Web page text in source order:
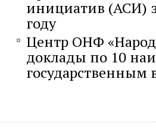
инициатив (АСИ)
году
Центр ОНФ
доклады по 10
государственным